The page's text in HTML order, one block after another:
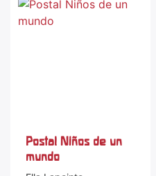
Postal Niños de un
mundo